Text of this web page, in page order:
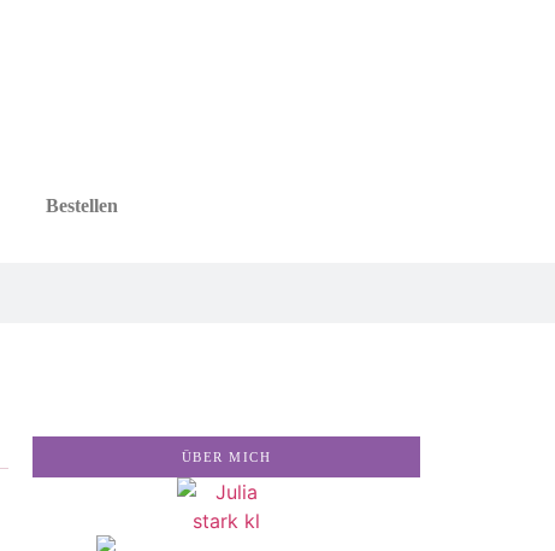
Bestellen
ÜBER MICH